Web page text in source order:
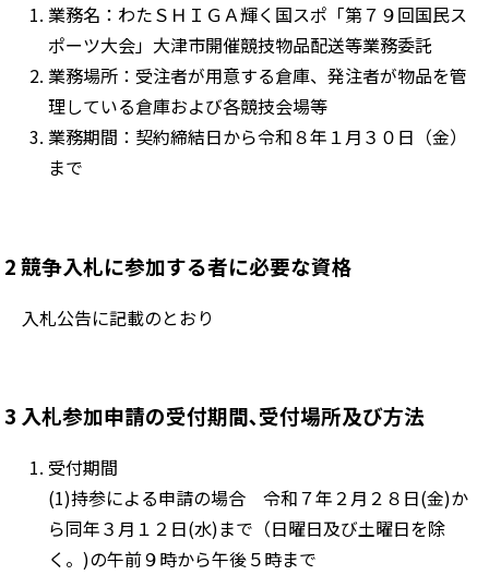
業務名：わたＳＨＩＧＡ輝く国スポ「第７９回国民ス
ポーツ大会」大津市開催競技物品配送等業務委託
業務場所：受注者が用意する倉庫、発注者が物品を管
理している倉庫および各競技会場等
業務期間：契約締結日から令和８年１月３０日（金）
まで
2 競争入札に参加する者に必要な資格
入札公告に記載のとおり
3 入札参加申請の受付期間､受付場所及び方法
受付期間
(1)持参による申請の場合 令和７年２月２８日(金)か
ら同年３月１２日(水)まで（日曜日及び土曜日を除
く。)の午前９時から午後５時まで